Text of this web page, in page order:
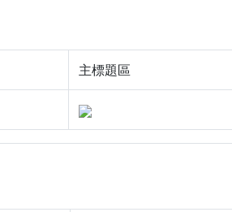
主標題區